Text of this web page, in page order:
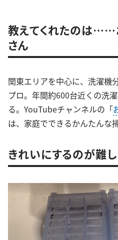
教えてくれたのは……
さん
関東エリアを中心に、洗濯機
プロ。年間約600台近くの洗
る。YouTubeチャンネルの「
は、家庭でできるかんたんな
きれいにするのが難